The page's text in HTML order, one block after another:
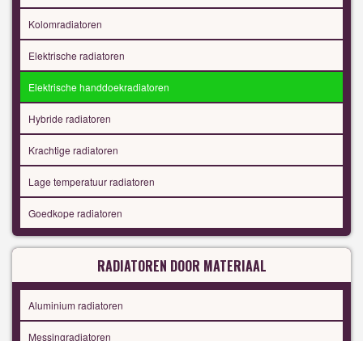
Kolomradiatoren
Elektrische radiatoren
Elektrische handdoekradiatoren
Hybride radiatoren
Krachtige radiatoren
Lage temperatuur radiatoren
Goedkope radiatoren
RADIATOREN DOOR MATERIAAL
Aluminium radiatoren
Messingradiatoren